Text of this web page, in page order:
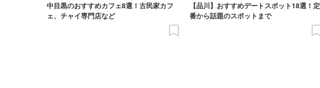
中目黒のおすすめカフェ8選！古民家カフ
ェ、チャイ専門店など
【品川】おすすめデートスポット18選！定
番から話題のスポットまで